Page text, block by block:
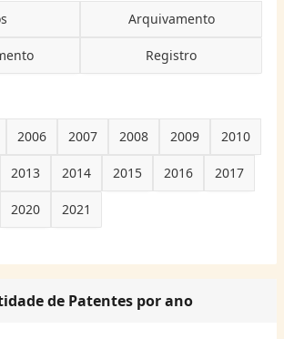
Arquivamento
Registro
2006 2007 2008 2009 2010
2013 2014 2015 2016 2017
2020 2021
de Patentes por ano